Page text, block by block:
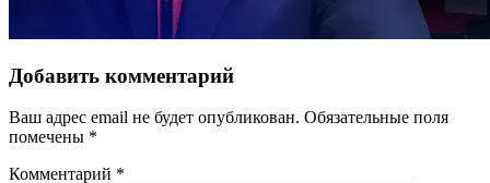
Добавить комментарий
Ваш адрес email не будет опубликован. Обязательные поля
помечены *
Комментарий *